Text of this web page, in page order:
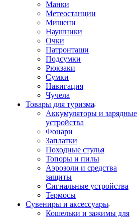
Манки
Метеостанции
Мишени
Наушники
Очки
Патронташи
Подсумки
Рюкзаки
Сумки
Навигация
Чучела
Товары для туризма
Аккумуляторы и зарядные
устройства
Фонари
Заплатки
Походные стулья
Топоры и пилы
Аэрозоли и средства
защиты
Сигнальные устройства
Термосы
Сувениры и аксессуары
Кошельки и зажимы для